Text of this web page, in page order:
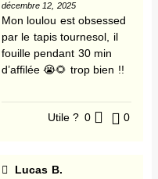
décembre 12, 2025
Mon loulou est obsessed
par le tapis tournesol, il
fouille pendant 30 min
d’affilée 😭🌻 trop bien !!
Utile ? 0 0
Lucas B.